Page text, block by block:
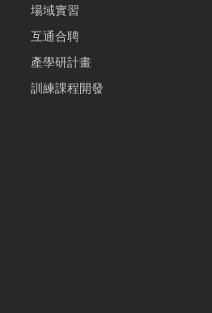
場域實習
互通合聘
產學研計畫
訓練課程開發